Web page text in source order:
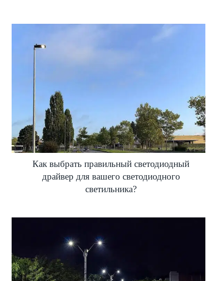
Как выбрать правильный светодиодный
драйвер для вашего светодиодного
светильника?